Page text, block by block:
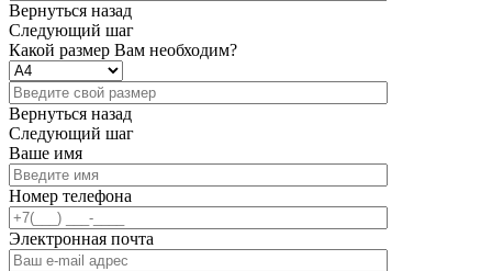
Вернуться назад
Следующий шаг
Какой размер Вам необходим?
Вернуться назад
Следующий шаг
Ваше имя
Номер телефона
Электронная почта